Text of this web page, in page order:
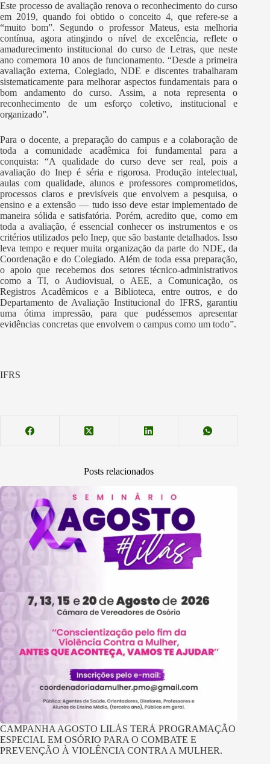
Este processo de avaliação renova o reconhecimento do curso
em 2019, quando foi obtido o conceito 4, que refere-se a
“muito bom”. Segundo o professor Mateus, esta melhoria
contínua, agora atingindo o nível de excelência, reflete o
amadurecimento institucional do curso de Letras, que neste
ano comemora 10 anos de funcionamento. “Desde a primeira
avaliação externa, Colegiado, NDE e discentes trabalharam
sistematicamente para melhorar aspectos fundamentais para o
bom andamento do curso. Assim, a nota representa o
reconhecimento de um esforço coletivo, institucional e
organizado”.
Para o docente, a preparação do campus e a colaboração de
toda a comunidade acadêmica foi fundamental para a
conquista: “A qualidade do curso deve ser real, pois a
avaliação do Inep é séria e rigorosa. Produção intelectual,
aulas com qualidade, alunos e professores comprometidos,
processos claros e previsíveis que envolvem a pesquisa, o
ensino e a extensão — tudo isso deve estar implementado de
maneira sólida e satisfatória. Porém, acredito que, como em
toda a avaliação, é essencial conhecer os instrumentos e os
critérios utilizados pelo Inep, que são bastante detalhados. Isso
leva tempo e requer muita organização da parte do NDE, da
Coordenação e do Colegiado. Além de toda essa preparação,
o apoio que recebemos dos setores técnico-administrativos
como a TI, o Audiovisual, o AEE, a Comunicação, os
Registros Acadêmicos e a Biblioteca, entre outros, e do
Departamento de Avaliação Institucional do IFRS, garantiu
uma ótima impressão, para que pudéssemos apresentar
evidências concretas que envolvem o campus como um todo”.
IFRS
Posts relacionados
CAMPANHA AGOSTO LILÁS TERÁ PROGRAMAÇÃO
ESPECIAL EM OSÓRIO PARA O COMBATE E
PREVENÇÃO À VIOLÊNCIA CONTRA A MULHER.